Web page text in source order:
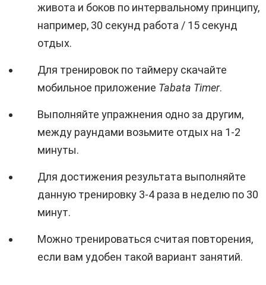
живота и боков по интервальному принципу,
например, 30 секунд работа / 15 секунд
отдых.
Для тренировок по таймеру скачайте
мобильное приложение Tabata Timer.
Выполняйте упражнения одно за другим,
между раундами возьмите отдых на 1-2
минуты.
Для достижения результата выполняйте
данную тренировку 3-4 раза в неделю по 30
минут.
Можно тренироваться считая повторения,
если вам удобен такой вариант занятий.